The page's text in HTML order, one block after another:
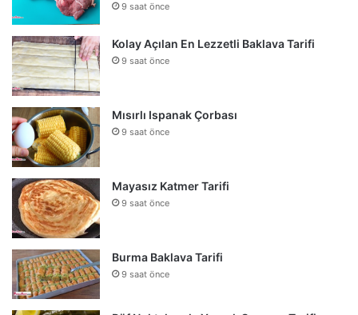
9 saat önce
Kolay Açılan En Lezzetli Baklava Tarifi
9 saat önce
Mısırlı Ispanak Çorbası
9 saat önce
Mayasız Katmer Tarifi
9 saat önce
Burma Baklava Tarifi
9 saat önce